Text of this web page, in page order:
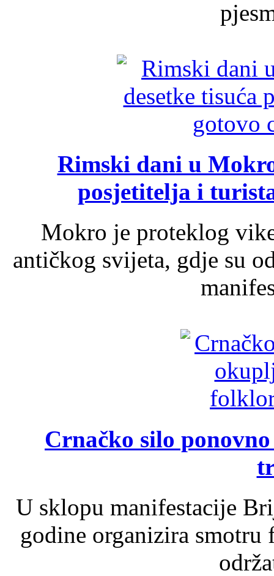
Rimski dani u
posjetitelja i
Mokro je proteklog
antičkog svijeta, gdje su
Crnačko silo
U sklopu manifestacije
godine organizira